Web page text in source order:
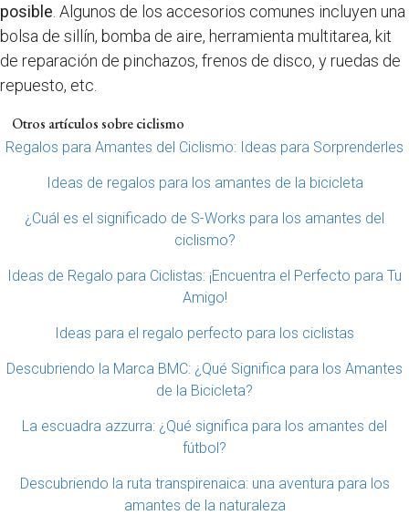
posible . Algunos de los accesorios comunes incluyen una
bolsa de sillín, bomba de aire, herramienta multitarea, kit
de reparación de pinchazos, frenos de disco, y ruedas de
repuesto, etc.
Otros artículos sobre ciclismo
Regalos para Amantes del Ciclismo: Ideas para Sorprenderles
Ideas de regalos para los amantes de la bicicleta
¿Cuál es el significado de S-Works para los amantes del
ciclismo?
Ideas de Regalo para Ciclistas: ¡Encuentra el Perfecto para Tu
Amigo!
Ideas para el regalo perfecto para los ciclistas
Descubriendo la Marca BMC: ¿Qué Significa para los Amantes
de la Bicicleta?
La escuadra azzurra: ¿Qué significa para los amantes del
fútbol?
Descubriendo la ruta transpirenaica: una aventura para los
amantes de la naturaleza